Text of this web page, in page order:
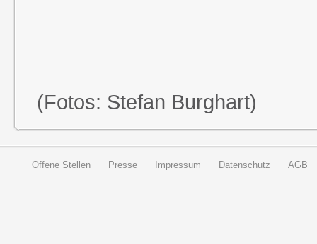
(Fotos: Stefan Burghart)
Offene Stellen Presse Impressum Datenschutz AGB